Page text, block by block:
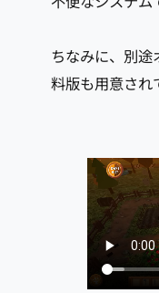
ちなみに、別途
料版も用意され